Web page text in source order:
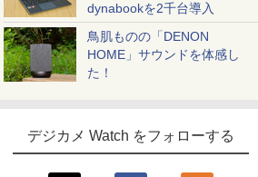
dynabookを2千台導入
鳥肌ものの「DENON
HOME」サウンドを体感し
た！
デジカメ Watch をフォローする